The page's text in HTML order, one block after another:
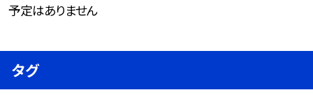
予定はありません
タグ